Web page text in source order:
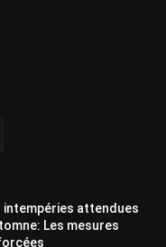
intempéries attendues
Les mesures